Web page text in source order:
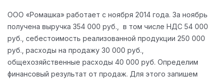
ООО «Ромашка» работает с ноября 2014 года. За ноябрь
получена выручка 354 000 руб., в том числе НДС 54 000
руб., себестоимость реализованной продукции 250 000
руб., расходы на продажу 30 000 руб.,
общехозяйственные расходы 40 000 руб. Определим
финансовый результат от продаж. Для этого запишем